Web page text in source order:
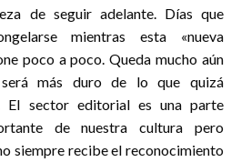
de seguir adelante. Días que
mientras esta «nueva
poco a poco. Queda mucho aún
más duro de lo que quizá
El sector editorial es una parte
de nuestra cultura pero
siempre recibe el reconocimiento